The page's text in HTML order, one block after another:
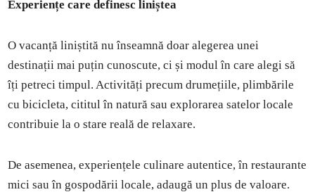
Experiențe care definesc liniștea
O vacanță liniștită nu înseamnă doar alegerea unei
destinații mai puțin cunoscute, ci și modul în care alegi să
îți petreci timpul. Activități precum drumețiile, plimbările
cu bicicleta, cititul în natură sau explorarea satelor locale
contribuie la o stare reală de relaxare.
De asemenea, experiențele culinare autentice, în restaurante
mici sau în gospodării locale, adaugă un plus de valoare.